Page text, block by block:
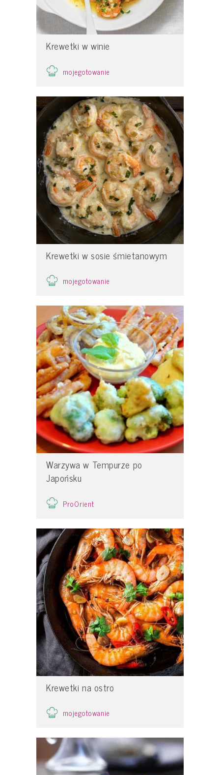
Krewetki w winie
mojegotowanie
Krewetki w sosie śmietanowym
mojegotowanie
Warzywa w Tempurze po
Japońsku
ProOrient
Krewetki na ostro
mojegotowanie